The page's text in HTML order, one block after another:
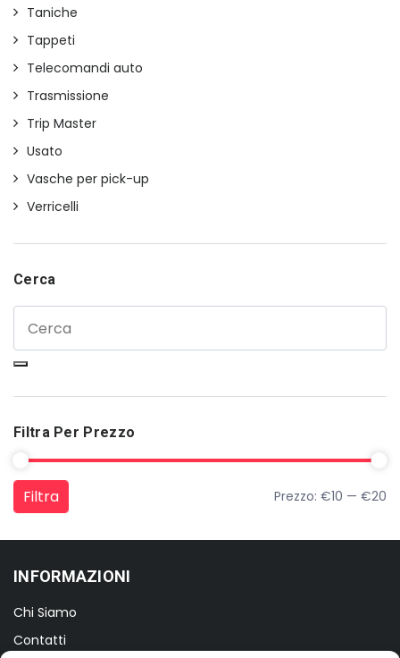
Taniche
Tappeti
Telecomandi auto
Trasmissione
Trip Master
Usato
Vasche per pick-up
Verricelli
Cerca
Filtra Per Prezzo
Prezzo Min
Prezzo Max
Filtra Prezzo: €10 — €20
INFORMAZIONI
Chi Siamo
Contatti